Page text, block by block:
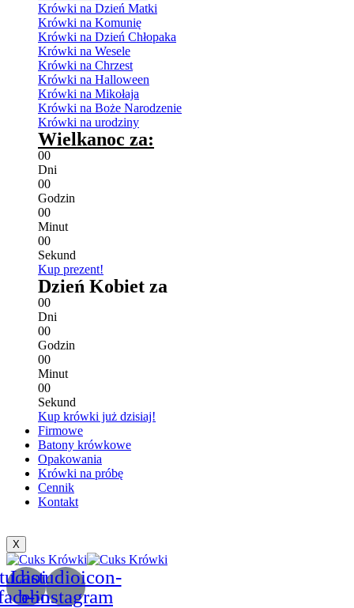
Krówki na Dzień Matki
Krówki na Komunię
Krówki na Dzień Chłopaka
Krówki na Wesele
Krówki na Chrzest
Krówki na Halloween
Krówki na Mikołaja
Krówki na Boże Narodzenie
Krówki na urodziny
Wielkanoc za:
00
Dni
00
Godzin
00
Minut
00
Sekund
Kup prezent!
Dzień Kobiet za
00
Dni
00
Godzin
00
Minut
00
Sekund
Kup krówki już dzisiaj!
Firmowe
Batony krówkowe
Opakowania
Krówki na próbę
Cennik
Kontakt
X
Lastudioicon-
b-instagram